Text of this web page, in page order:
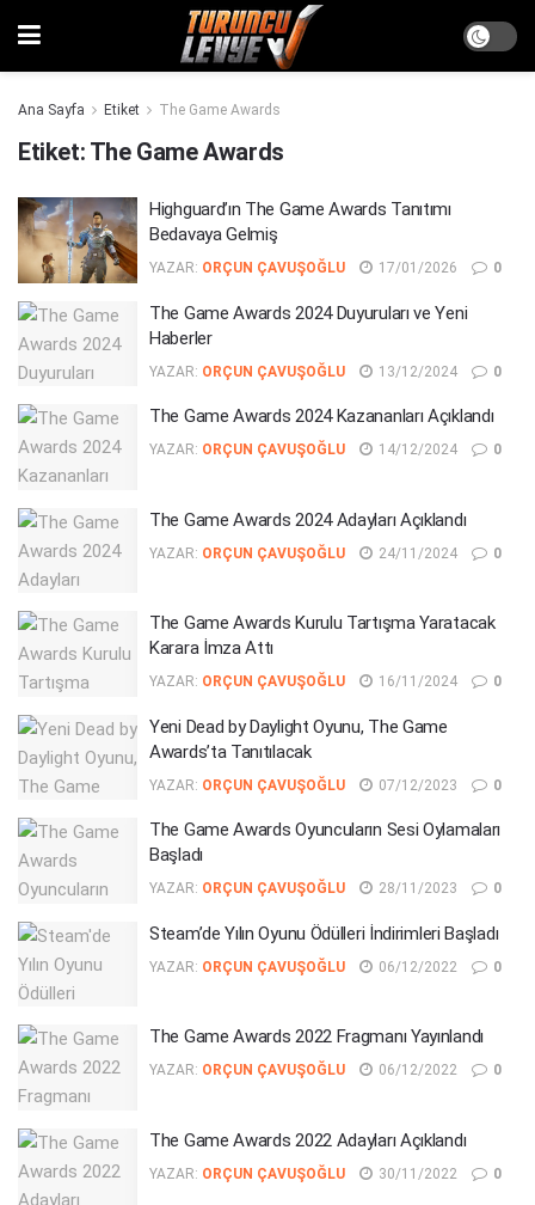
Ana Sayfa Etiket The Game Awards
Etiket: The Game Awards
Highguard’ın The Game Awards Tanıtımı
Bedavaya Gelmiş
YAZAR: ORÇUN ÇAVUŞOĞLU 17/01/2026 0
The Game Awards 2024 Duyuruları ve Yeni
Haberler
YAZAR: ORÇUN ÇAVUŞOĞLU 13/12/2024 0
The Game Awards 2024 Kazananları Açıklandı
YAZAR: ORÇUN ÇAVUŞOĞLU 14/12/2024 0
The Game Awards 2024 Adayları Açıklandı
YAZAR: ORÇUN ÇAVUŞOĞLU 24/11/2024 0
The Game Awards Kurulu Tartışma Yaratacak
Karara İmza Attı
YAZAR: ORÇUN ÇAVUŞOĞLU 16/11/2024 0
Yeni Dead by Daylight Oyunu, The Game
Awards’ta Tanıtılacak
YAZAR: ORÇUN ÇAVUŞOĞLU 07/12/2023 0
The Game Awards Oyuncuların Sesi Oylamaları
Başladı
YAZAR: ORÇUN ÇAVUŞOĞLU 28/11/2023 0
Steam’de Yılın Oyunu Ödülleri İndirimleri Başladı
YAZAR: ORÇUN ÇAVUŞOĞLU 06/12/2022 0
The Game Awards 2022 Fragmanı Yayınlandı
YAZAR: ORÇUN ÇAVUŞOĞLU 06/12/2022 0
The Game Awards 2022 Adayları Açıklandı
YAZAR: ORÇUN ÇAVUŞOĞLU 30/11/2022 0